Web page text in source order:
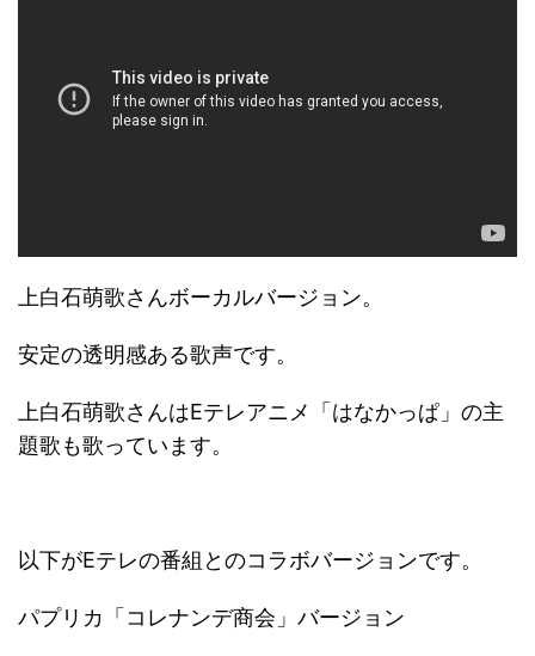
上白石萌歌さんボーカルバージョン。
安定の透明感ある歌声です。
上白石萌歌さんはEテレアニメ「はなかっぱ」の主
題歌も歌っています。
以下がEテレの番組とのコラボバージョンです。
パプリカ「コレナンデ商会」バージョン